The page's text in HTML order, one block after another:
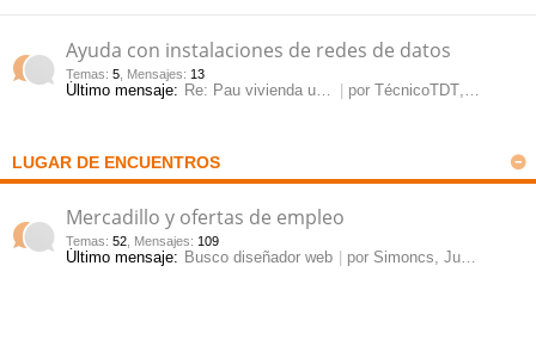
Ayuda con instalaciones de redes de datos
Temas: 5 Mensajes: 13
Último mensaje: Re: Pau vivienda unifamiliar por TécnicoTDT, Vie Mar 15, 2024 11:54 am
LUGAR DE ENCUENTROS
Mercadillo y ofertas de empleo
Temas: 52 Mensajes: 109
Último mensaje: Busco diseñador web por Simoncs, Jue Mar 12, 2026 3:10 pm